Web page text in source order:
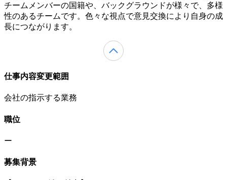
チームメンバーの国籍や、バックグラウンドが様々で、多様
性のあるチームです。色々な視点で意見交換により自身の成
長につながります。
仕事内容変更範囲
会社の指示する業務
職位
ー
募集背景